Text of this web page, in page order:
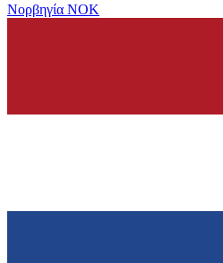
Νορβηγία NOK